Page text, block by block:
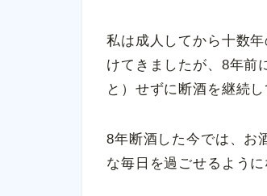
私は成人してから十数
けてきましたが、8年前
と）せずに断酒を継続し
8年断酒した今では、お
な毎日を過ごせるように